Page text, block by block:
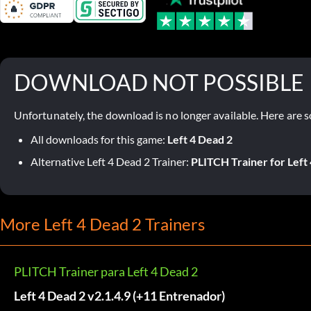
DOWNLOAD NOT POSSIBLE
Unfortunately, the download is no longer available. Here are
All downloads for this game: Left 4 Dead 2
Alternative Left 4 Dead 2 Trainer: PLITCH Trainer for Left
More Left 4 Dead 2 Trainers
PLITCH Trainer para Left 4 Dead 2
Left 4 Dead 2 v2.1.4.9 (+11 Entrenador)